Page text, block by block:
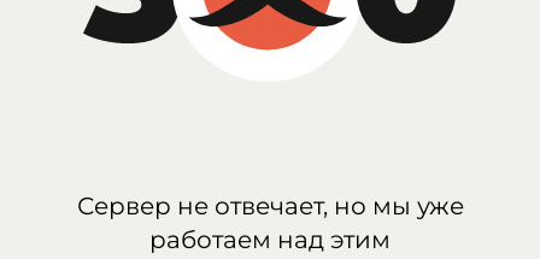
Сервер не отвечает, но мы уже
работаем над этим